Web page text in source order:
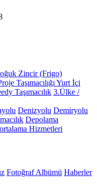
Zincir (Frigo)
Taşımacılığı Yurt İçi
Taşımacılık 3.Ülke /
Denizyolu Demiryolu
Depolama
Hizmetleri
Fotoğraf Albümü Haberler